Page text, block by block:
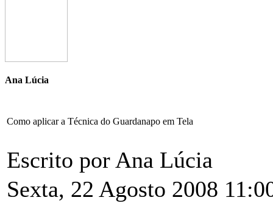
Ana Lúcia
Como aplicar a Técnica do Guardanapo em Tela
Escrito por Ana Lúcia
Sexta, 22 Agosto 2008